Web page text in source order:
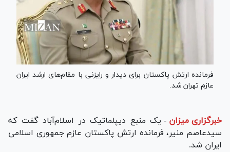
فرمانده ارتش پاکستان برای دیدار و رایزنی با مقام‌های ارشد ایران
عازم تهران شد.
خبرگزاری میزان - یک منبع دیپلماتیک در اسلام‌آباد گفت که
سیدعاصم منیر، فرمانده ارتش پاکستان عازم جمهوری اسلامی
ایران شد.